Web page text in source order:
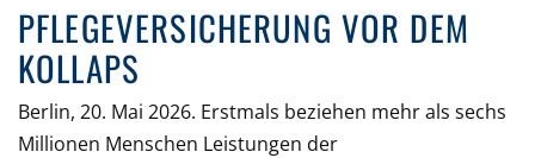
PFLEGEVERSICHERUNG VOR DEM
KOLLAPS
Berlin, 20. Mai 2026. Erstmals beziehen mehr als sechs
Millionen Menschen Leistungen der